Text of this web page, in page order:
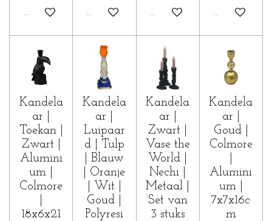
In winkelwagenIn winkelwagenIn winkelwagenIn
Kandela
ar |
Toekan |
Zwart |
Alumini
um |
Colmore
18x6x21
Kandela
ar |
Luipaar
d | Tulp
| Blauw
| Oranje
| Wit |
Goud |
Polyresi
Kandela
ar |
Zwart |
Vase the
World |
Nechi |
Metaal |
Set van
3 stuks
Kandela
ar |
Goud |
Colmore
Alumini
um |
7x7x16c
m